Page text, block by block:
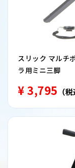
スリック マルチ
ラ用ミニ三脚
¥ 3,795 （税